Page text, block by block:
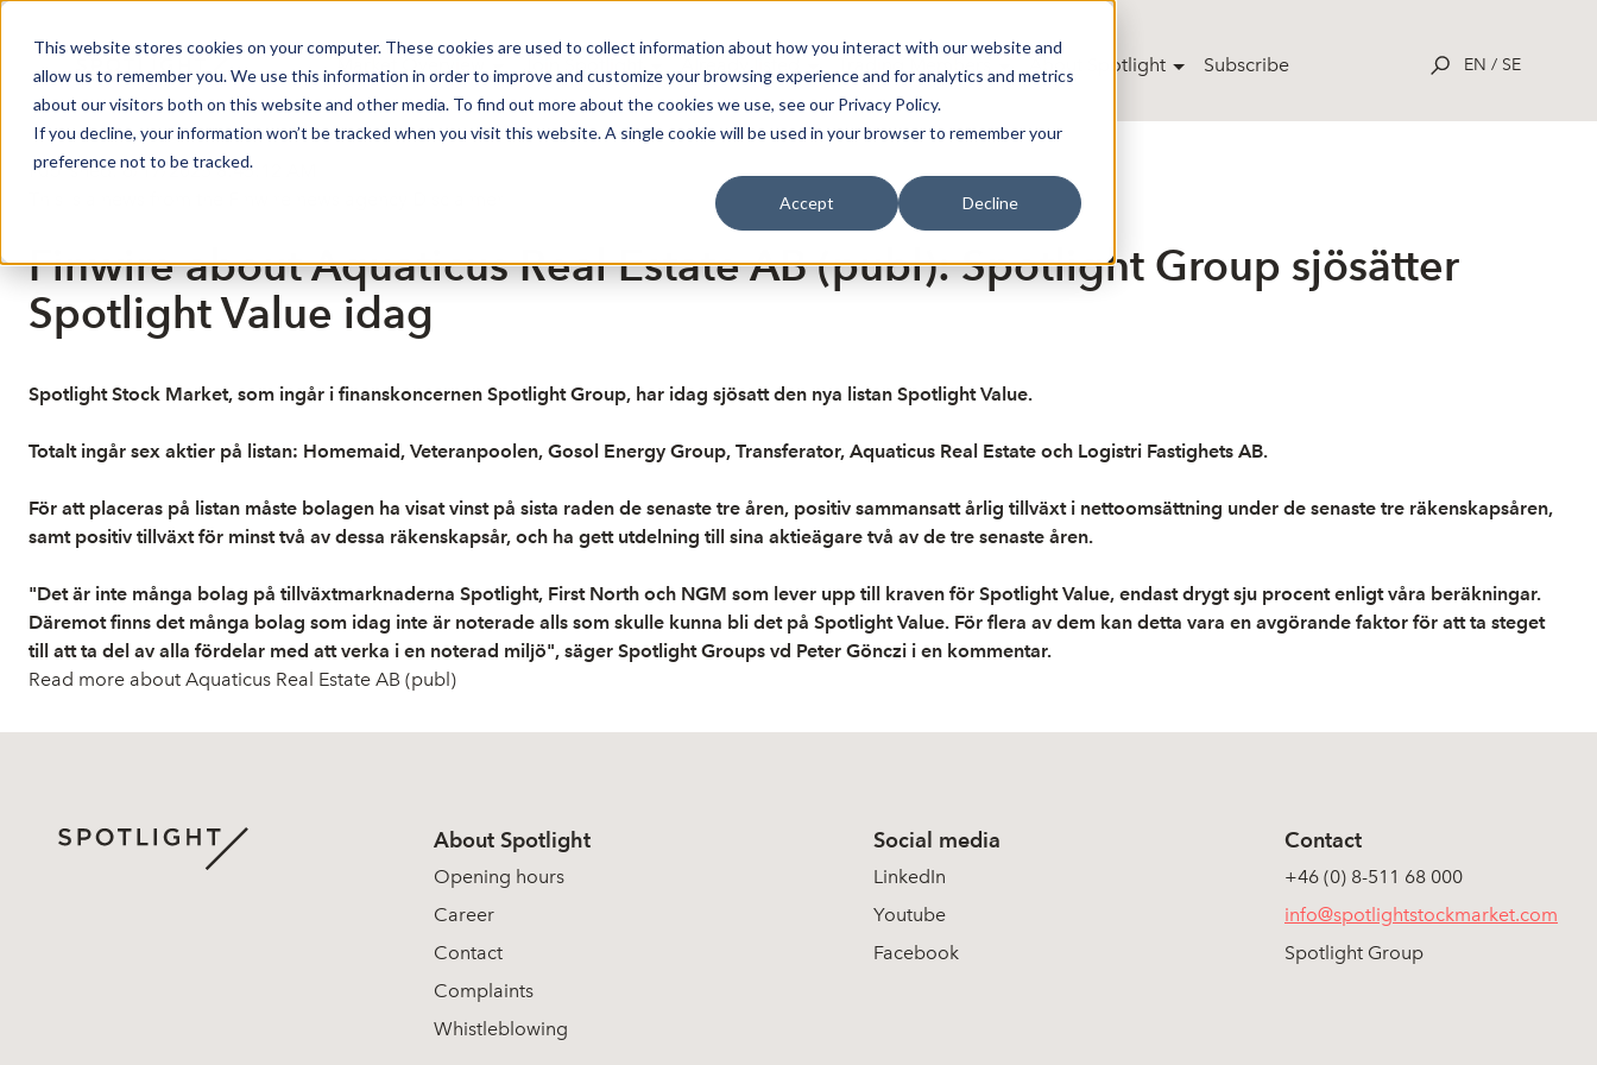
This website stores cookies on your computer. These cookies are used to collect information about how you interact with our website and
allow us to remember you. We use this information in order to improve and customize your browsing experience and for analytics and metrics
about our visitors both on this website and other media. To find out more about the cookies we use, see our Privacy Policy.
If you decline, your information won’t be tracked when you visit this website. A single cookie will be used in your browser to remember your
preference not to be tracked.
Accept Decline
About Spotlight Subscribe EN / SE
Published: 6/17/2025 8:45:12 AM
Finwire about Aquaticus Real Estate AB (publ): Spotlight Group sjösätter
Spotlight Value idag
Spotlight Stock Market, som ingår i finanskoncernen Spotlight Group, har idag sjösatt den nya listan Spotlight Value.
Totalt ingår sex aktier på listan: Homemaid, Veteranpoolen, Gosol Energy Group, Transferator, Aquaticus Real Estate och Logistri Fastighets AB.
För att placeras på listan måste bolagen ha visat vinst på sista raden de senaste tre åren, positiv sammansatt årlig tillväxt i nettoomsättning under de senaste tre räkenskapsåren,
samt positiv tillväxt för minst två av dessa räkenskapsår, och ha gett utdelning till sina aktieägare två av de tre senaste åren.
"Det är inte många bolag på tillväxtmarknaderna Spotlight, First North och NGM som lever upp till kraven för Spotlight Value, endast drygt sju procent enligt våra beräkningar.
Däremot finns det många bolag som idag inte är noterade alls som skulle kunna bli det på Spotlight Value. För flera av dem kan detta vara en avgörande faktor för att ta steget
till att ta del av alla fördelar med att verka i en noterad miljö", säger Spotlight Groups vd Peter Gönczi i en kommentar.
Read more about Aquaticus Real Estate AB (publ)
About Spotlight
Opening hours
Career
Contact
Complaints
Whistleblowing
Social media
LinkedIn
Youtube
Facebook
Contact
+46 (0) 8-511 68 000
info@spotlightstockmarket.com
Spotlight Group